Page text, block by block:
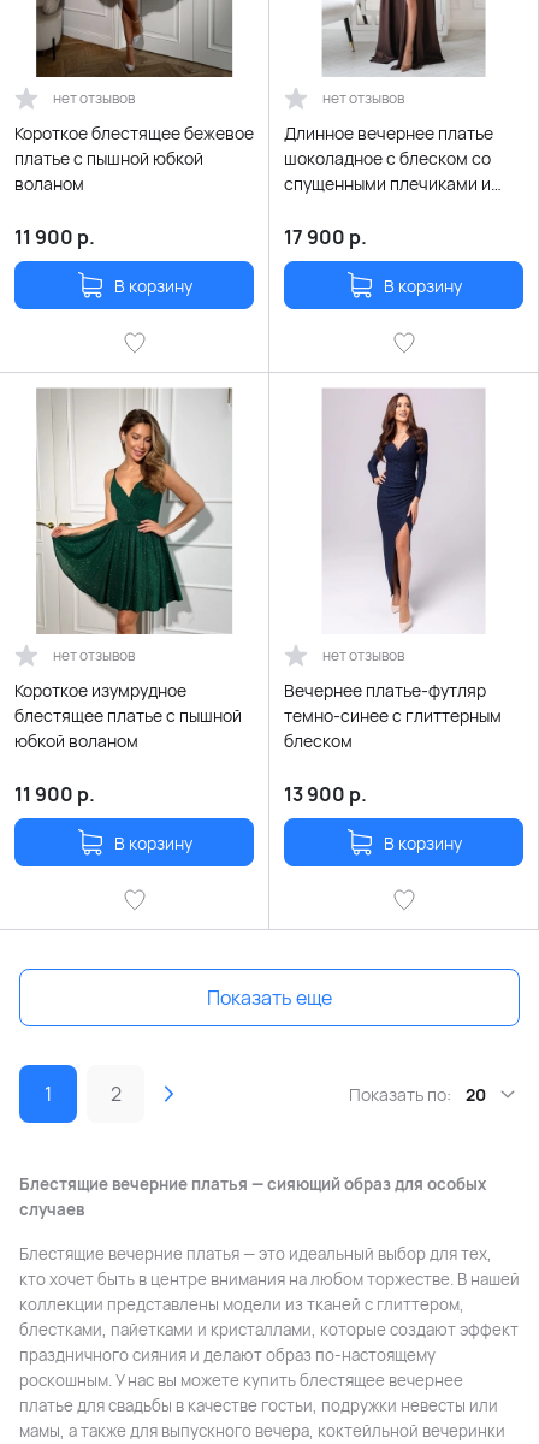
нет отзывов
Короткое блестящее бежевое
платье с пышной юбкой
воланом
11 900 р.
В корзину
нет отзывов
Длинное вечернее платье
шоколадное с блеском со
спущенными плечиками и
17 900 р.
В корзину
нет отзывов
Короткое изумрудное
блестящее платье с пышной
юбкой воланом
11 900 р.
В корзину
нет отзывов
Вечернее платье-футляр
темно-синее с глиттерным
блеском
13 900 р.
В корзину
Показать еще
1 2 Показать по: 20
Блестящие вечерние платья — сияющий образ для особых
случаев
Блестящие вечерние платья — это идеальный выбор для тех,
кто хочет быть в центре внимания на любом торжестве. В нашей
коллекции представлены модели из тканей с глиттером,
блестками, пайетками и кристаллами, которые создают эффект
праздничного сияния и делают образ по-настоящему
роскошным. У нас вы можете купить блестящее вечернее
платье для свадьбы в качестве гостьи, подружки невесты или
мамы, а также для выпускного вечера, коктейльной вечеринки